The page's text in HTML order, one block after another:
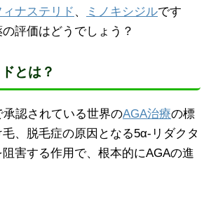
ィナステリド 、 ミノキシジルです
評価はどうでしょう？
とは？
認されている世界のAGA治療の標
、脱毛症の原因となる5α-リダクタ
害する作用で、根本的にAGAの進